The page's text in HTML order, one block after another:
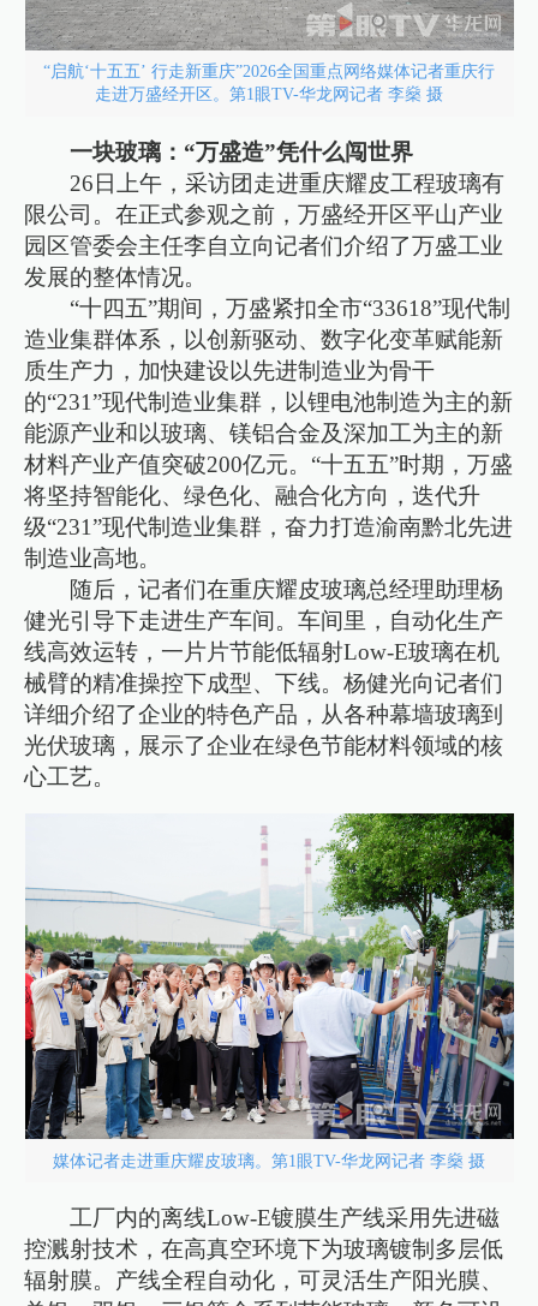
“启航‘十五五’ 行走新重庆”2026全国重点网络媒体记者重庆行
走进万盛经开区。第1眼TV-华龙网记者 李燊 摄
一块玻璃：“万盛造”凭什么闯世界
26日上午，采访团走进重庆耀皮工程玻璃有
限公司。在正式参观之前，万盛经开区平山产业
园区管委会主任李自立向记者们介绍了万盛工业
发展的整体情况。
“十四五”期间，万盛紧扣全市“33618”现代制
造业集群体系，以创新驱动、数字化变革赋能新
质生产力，加快建设以先进制造业为骨干
的“231”现代制造业集群，以锂电池制造为主的新
能源产业和以玻璃、镁铝合金及深加工为主的新
材料产业产值突破200亿元。“十五五”时期，万盛
将坚持智能化、绿色化、融合化方向，迭代升
级“231”现代制造业集群，奋力打造渝南黔北先进
制造业高地。
随后，记者们在重庆耀皮玻璃总经理助理杨
健光引导下走进生产车间。车间里，自动化生产
线高效运转，一片片节能低辐射Low-E玻璃在机
械臂的精准操控下成型、下线。杨健光向记者们
详细介绍了企业的特色产品，从各种幕墙玻璃到
光伏玻璃，展示了企业在绿色节能材料领域的核
心工艺。
媒体记者走进重庆耀皮玻璃。第1眼TV-华龙网记者 李燊 摄
工厂内的离线Low-E镀膜生产线采用先进磁
控溅射技术，在高真空环境下为玻璃镀制多层低
辐射膜。产线全程自动化，可灵活生产阳光膜、